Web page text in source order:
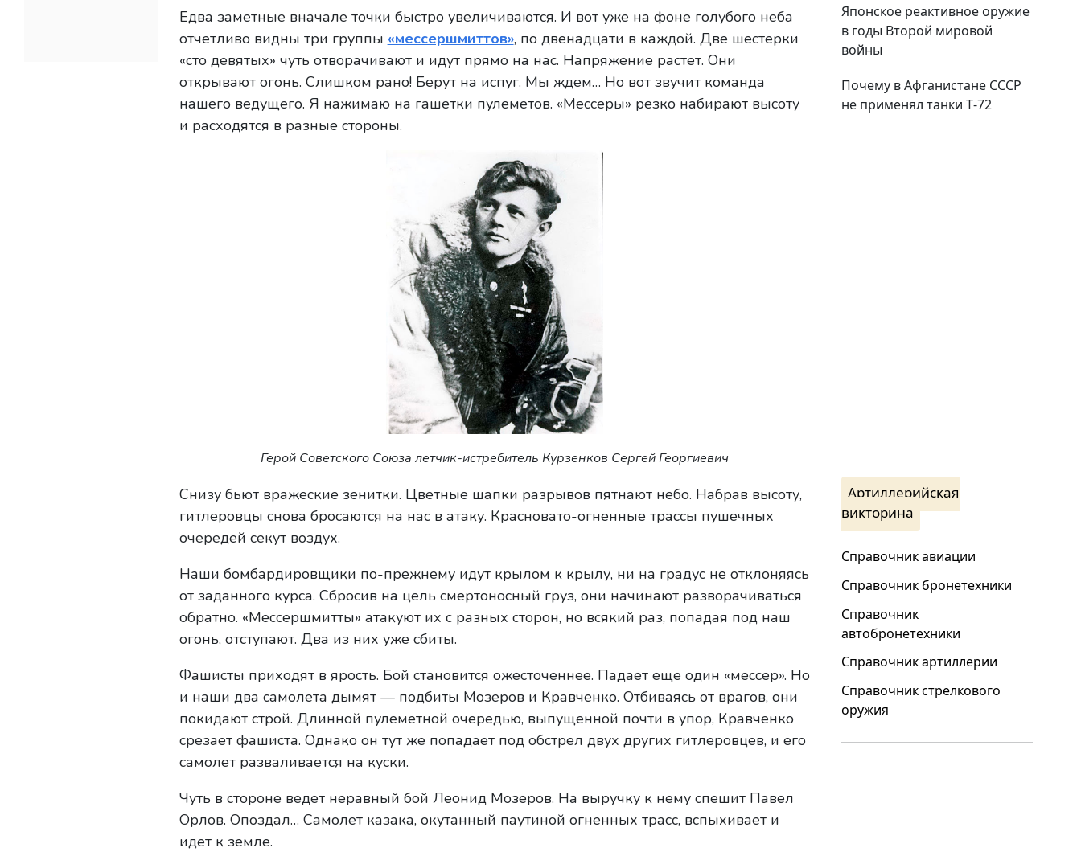
Едва заметные вначале точки быстро увеличиваются. И вот уже на фоне голубого неба
отчетливо видны три группы «мессершмиттов», по двенадцати в каждой. Две шестерки
«сто девятых» чуть отворачивают и идут прямо на нас. Напряжение растет. Они
открывают огонь. Слишком рано! Берут на испуг. Мы ждем… Но вот звучит команда
нашего ведущего. Я нажимаю на гашетки пулеметов. «Мессеры» резко набирают высоту
и расходятся в разные стороны.
Герой Советского Союза летчик-истребитель Курзенков Сергей Георгиевич
Снизу бьют вражеские зенитки. Цветные шапки разрывов пятнают небо. Набрав высоту,
гитлеровцы снова бросаются на нас в атаку. Красновато-огненные трассы пушечных
очередей секут воздух.
Наши бомбардировщики по-прежнему идут крылом к крылу, ни на градус не отклоняясь
от заданного курса. Сбросив на цель смертоносный груз, они начинают разворачиваться
обратно. «Мессершмитты» атакуют их с разных сторон, но всякий раз, попадая под наш
огонь, отступают. Два из них уже сбиты.
Фашисты приходят в ярость. Бой становится ожесточеннее. Падает еще один «мессер». Но
и наши два самолета дымят — подбиты Мозеров и Кравченко. Отбиваясь от врагов, они
покидают строй. Длинной пулеметной очередью, выпущенной почти в упор, Кравченко
срезает фашиста. Однако он тут же попадает под обстрел двух других гитлеровцев, и его
самолет разваливается на куски.
Чуть в стороне ведет неравный бой Леонид Мозеров. На выручку к нему спешит Павел
Орлов. Опоздал… Самолет казака, окутанный паутиной огненных трасс, вспыхивает и
идет к земле.
Японское реактивное оружие
в годы Второй мировой
войны
Почему в Афганистане СССР
не применял танки Т‑72
Артиллерийская
викторина
Справочник авиации
Справочник бронетехники
Справочник
автобронетехники
Справочник артиллерии
Справочник стрелкового
оружия